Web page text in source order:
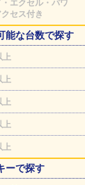
エクセル・パワ
セス付き
能な台数で探す
上
上
上
上
上
ーで探す